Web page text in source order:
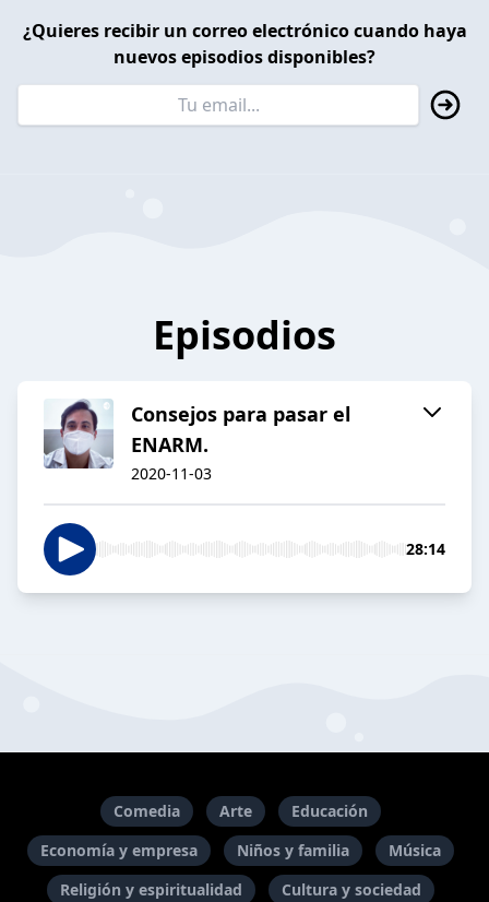
¿Quieres recibir un correo electrónico cuando haya
nuevos episodios disponibles?
Episodios
Consejos para pasar el
ENARM.
2020-11-03
28:14
Comedia Arte
Educación
Economía y empresa
Niños y familia
Música
Religión y espiritualidad
Cultura y sociedad